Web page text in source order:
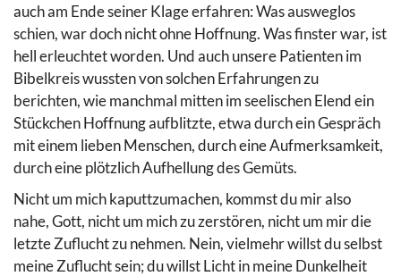
auch am Ende seiner Klage erfahren: Was ausweglos
schien, war doch nicht ohne Hoffnung. Was finster war, ist
hell erleuchtet worden. Und auch unsere Patienten im
Bibelkreis wussten von solchen Erfahrungen zu
berichten, wie manchmal mitten im seelischen Elend ein
Stückchen Hoffnung aufblitzte, etwa durch ein Gespräch
mit einem lieben Menschen, durch eine Aufmerksamkeit,
durch eine plötzlich Aufhellung des Gemüts.
Nicht um mich kaputtzumachen, kommst du mir also
nahe, Gott, nicht um mich zu zerstören, nicht um mir die
letzte Zuflucht zu nehmen. Nein, vielmehr willst du selbst
meine Zuflucht sein; du willst Licht in meine Dunkelheit